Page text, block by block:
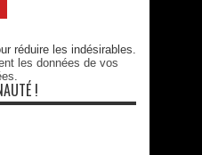
réduire les indésirables.
les données de vos
!